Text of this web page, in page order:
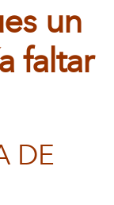
un
faltar
DE